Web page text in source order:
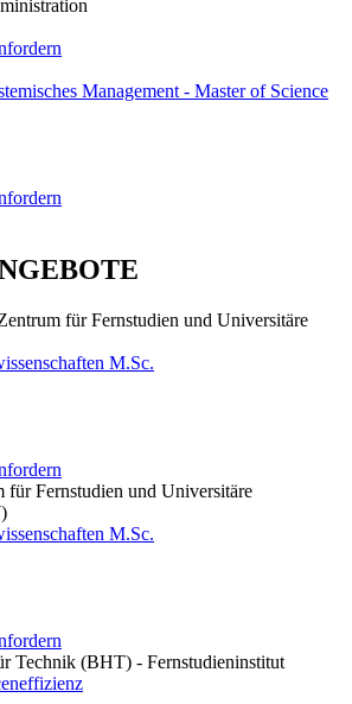
Management - Master of Science
für Fernstudien und Universitäre
M.Sc.
Fernstudien und Universitäre
M.Sc.
Technik (BHT) - Fernstudieninstitut